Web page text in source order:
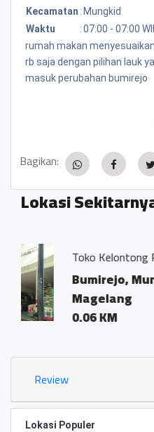
Kecamatan : Mungkid
Waktu
:07:00 - 07:00
rumah makan
rb saja dengan pilihan lauk
masuk perubahan bumirejo
Bagikan:
Lokasi
Jaya
Review
Lokasi Populer